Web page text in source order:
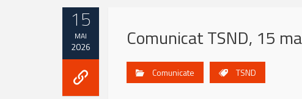
15
MAI
2026 Comunicat TSND, 15
Comunicate TSND